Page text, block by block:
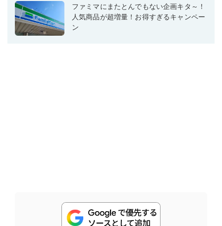
ファミマにまたとんでもない企画キタ～！
人気商品が超増量！お得すぎるキャンペー
ン